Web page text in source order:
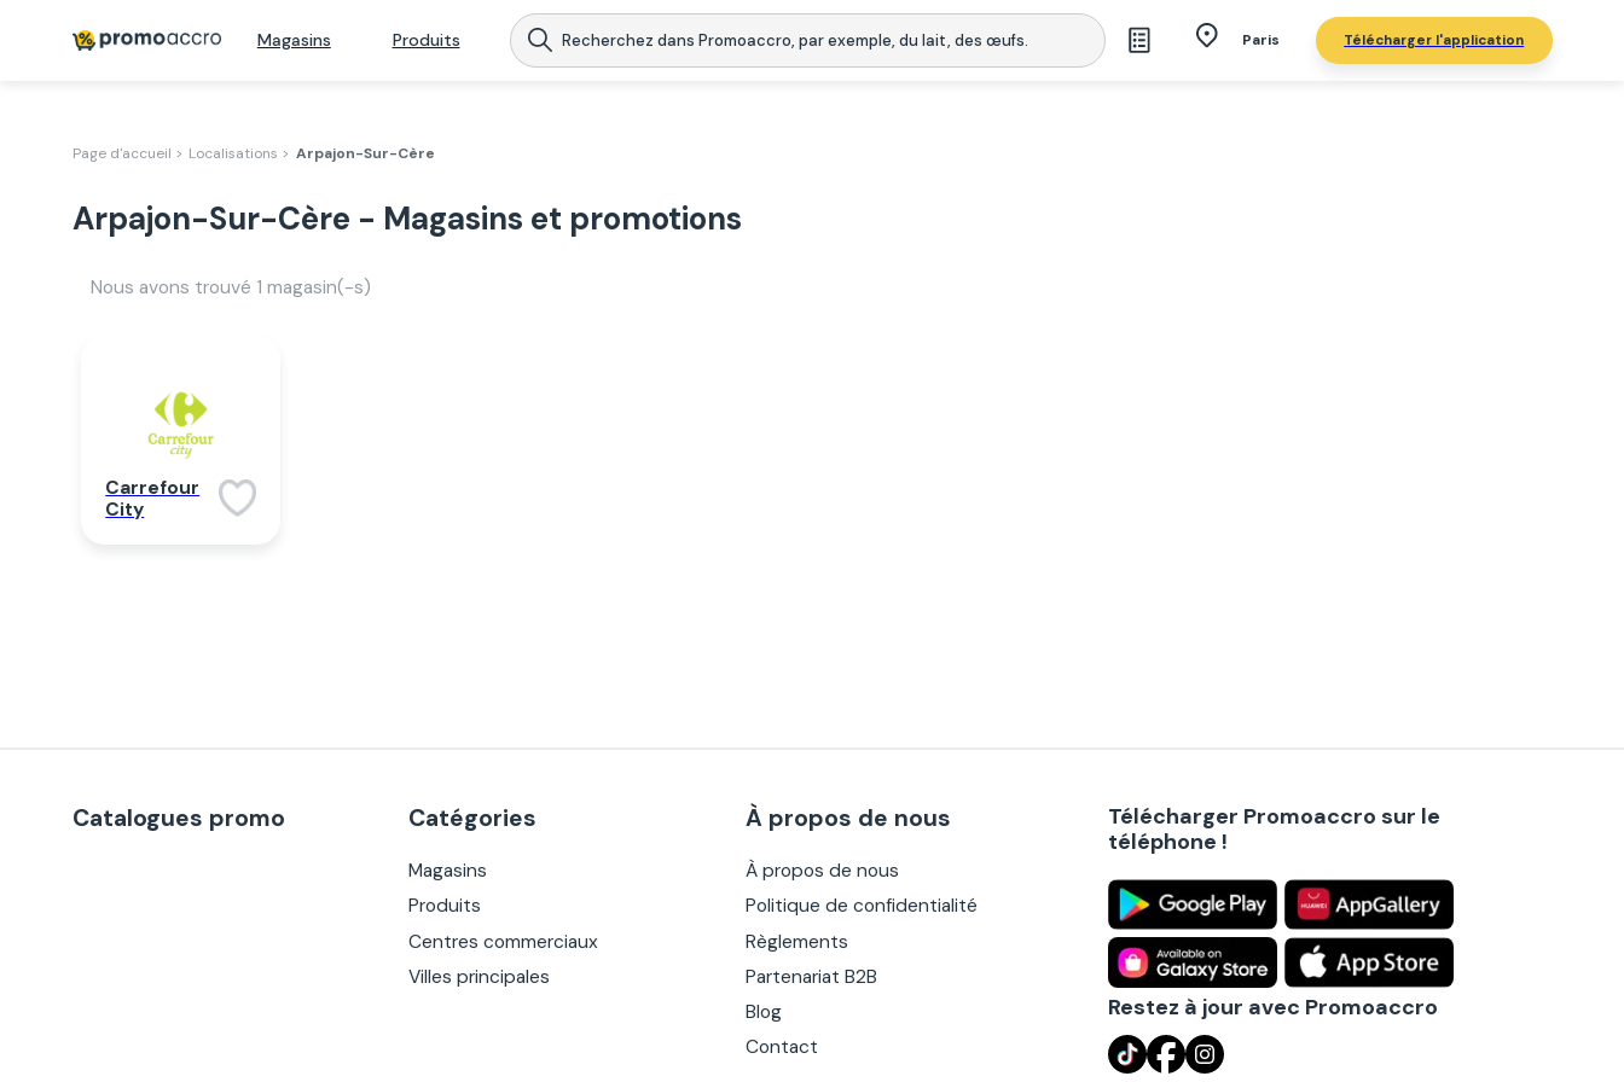
Magasins Produits Paris Télécharger l'application
Page d'accueil > Localisations > Arpajon-Sur-Cère
Arpajon-Sur-Cère - Magasins et promotions
Nous avons trouvé 1 magasin(-s)
Carrefour
City
Catalogues promo Catégories
Magasins
Produits
Centres commerciaux
Villes principales
À propos de nous
À propos de nous
Politique de confidentialité
Règlements
Partenariat B2B
Blog
Contact
Télécharger Promoaccro sur le
téléphone !
Restez à jour avec Promoaccro